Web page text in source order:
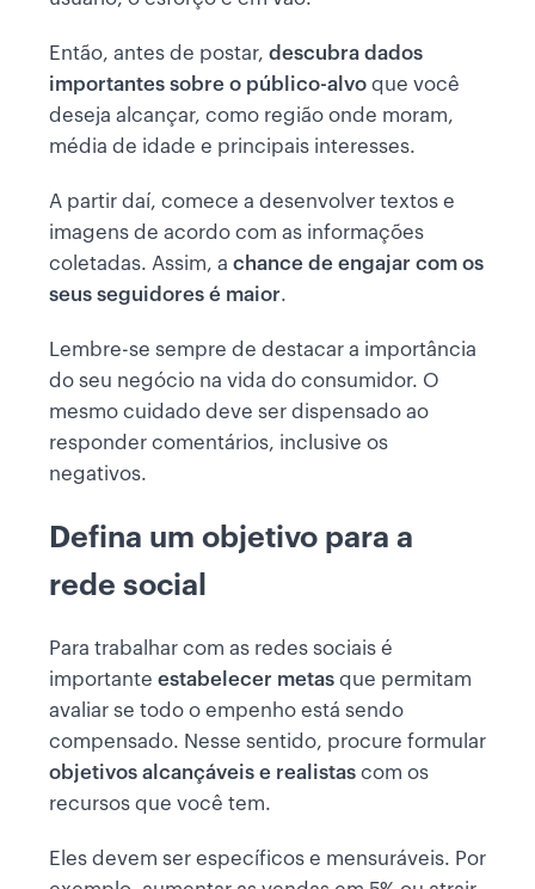
Então, antes de postar, descubra dados
importantes sobre o público-alvo que você
deseja alcançar, como região onde moram,
média de idade e principais interesses.
A partir daí, comece a desenvolver textos e
imagens de acordo com as informações
coletadas. Assim, a chance de engajar com os
seus seguidores é maior.
Lembre-se sempre de destacar a importância
do seu negócio na vida do consumidor. O
mesmo cuidado deve ser dispensado ao
responder comentários, inclusive os
negativos.
Defina um objetivo para a
rede social
Para trabalhar com as redes sociais é
importante estabelecer metas que permitam
avaliar se todo o empenho está sendo
compensado. Nesse sentido, procure formular
objetivos alcançáveis e realistas com os
recursos que você tem.
Eles devem ser específicos e mensuráveis. Por